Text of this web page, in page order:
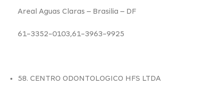
Areal Aguas Claras – Brasilia – DF
61-3352-0103,61-3963-9925
58. CENTRO ODONTOLOGICO HFS LTDA